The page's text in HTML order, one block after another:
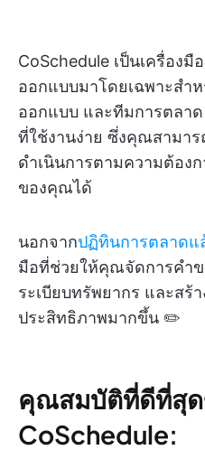
CoSchedule เป็นเครื่อง
ออกแบบมาโดยเฉพาะสำ
ออกแบบ และทีมการตลา
ที่ใช้งานง่าย ซึ่งคุณสามาร
ดำเนินการตามความต้อง
ของคุณได้
นอกจากปฏิทินการตลาดแ
มือที่ช่วยให้คุณจัดการคำ
ระเบียบทรัพยากร และสร้
ประสิทธิภาพมากขึ้น ✏️
คุณสมบัติที่ดีที่สุ
CoSchedule: